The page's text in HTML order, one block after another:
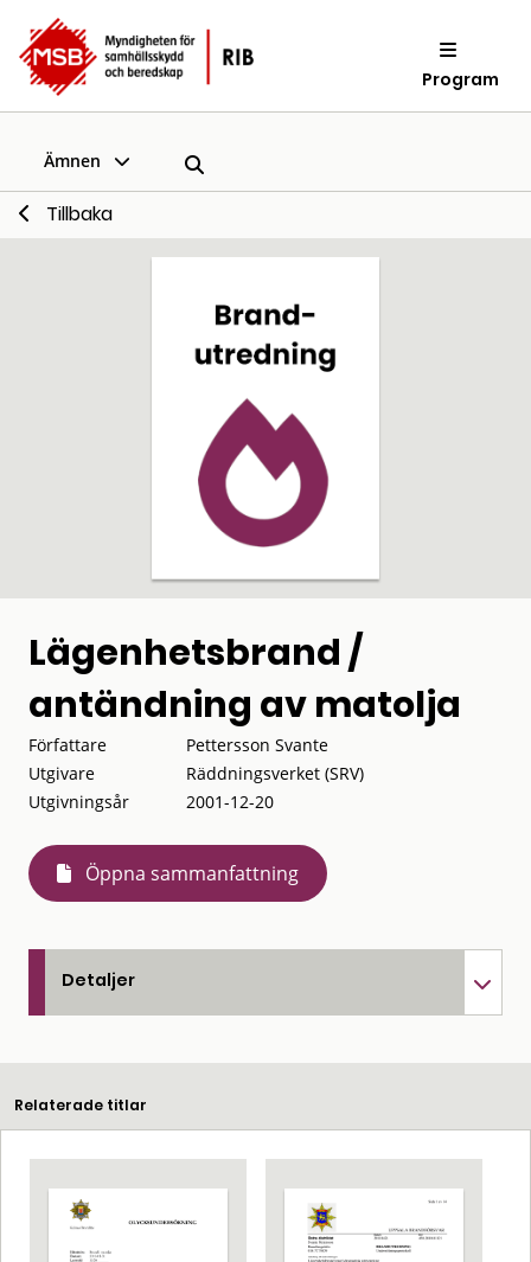
Program
Ämnen
Tillbaka
Lägenhetsbrand /
antändning av matolja
Författare
Pettersson Svante
Utgivare
Räddningsverket (SRV)
Utgivningsår
2001-12-20
Öppna sammanfattning
Detaljer
Relaterade titlar